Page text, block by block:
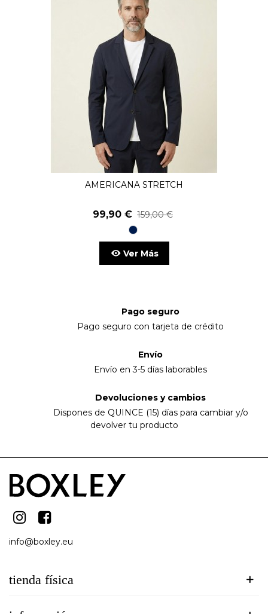
AMERICANA STRETCH
99,90 € 159,00 €
98
Ver Más
Pago seguro
Pago seguro con tarjeta de crédito
Envío
Envío en 3-5 días laborables
Devoluciones y cambios
Dispones de QUINCE (15) días para cambiar y/o
devolver tu producto
info@boxley.eu
tienda física